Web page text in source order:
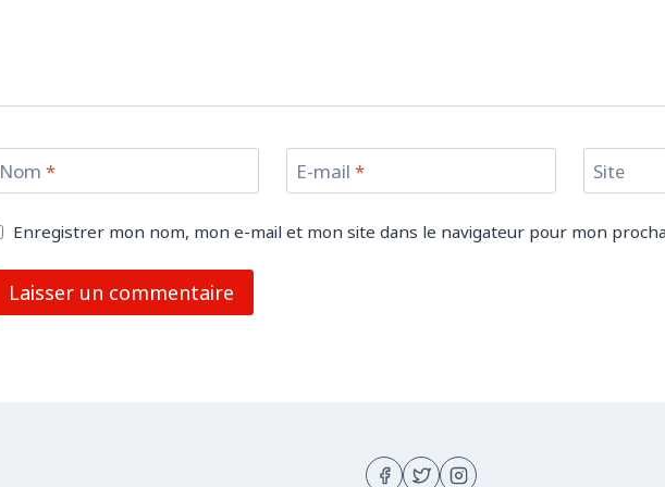
Nom * E-mail * Site
Enregistrer mon nom, mon e-mail et mon site dans le navigateur pour mon